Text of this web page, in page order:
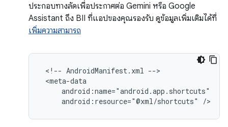
ประกอบทางลัดเพื่อประกาศต่อ Gemini หรือ Google
Assistant ถึง BII ที่แอปของคุณรองรับ ดูข้อมูลเพิ่มเติมได้ที่
เพิ่มความสามารถ
<!-- AndroidManifest.xml
android:resource="@xml/shortcuts"